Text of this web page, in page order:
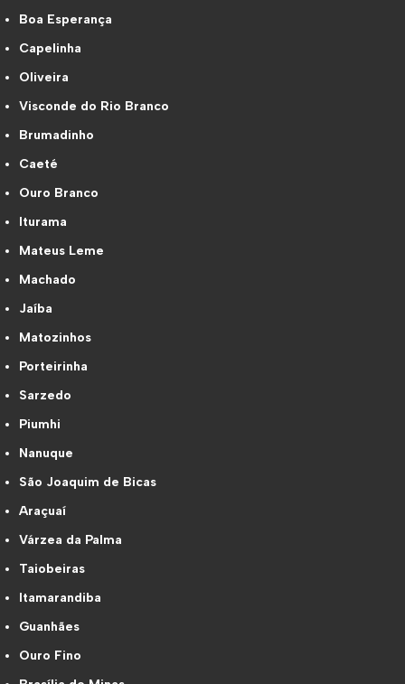
Boa Esperança
Capelinha
Oliveira
Visconde do Rio Branco
Brumadinho
Caeté
Ouro Branco
Iturama
Mateus Leme
Machado
Jaíba
Matozinhos
Porteirinha
Sarzedo
Piumhi
Nanuque
São Joaquim de Bicas
Araçuaí
Várzea da Palma
Taiobeiras
Itamarandiba
Guanhães
Ouro Fino